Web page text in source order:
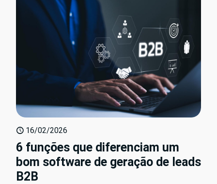
16/02/2026
6 funções que diferenciam um
bom software de geração de leads
B2B